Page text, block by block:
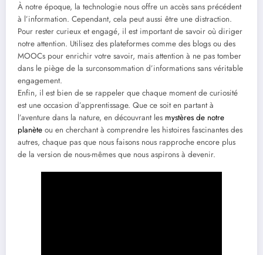
À notre époque, la technologie nous offre un accès sans précédent
à l’information. Cependant, cela peut aussi être une distraction.
Pour rester curieux et engagé, il est important de savoir où diriger
notre attention. Utilisez des plateformes comme des blogs ou des
MOOCs pour enrichir votre savoir, mais attention à ne pas tomber
dans le piège de la surconsommation d’informations sans véritable
engagement.
Enfin, il est bien de se rappeler que chaque moment de curiosité
est une occasion d’apprentissage. Que ce soit en partant à
l’aventure dans la nature, en découvrant les mystères de notre
planète ou en cherchant à comprendre les histoires fascinantes des
autres, chaque pas que nous faisons nous rapproche encore plus
de la version de nous-mêmes que nous aspirons à devenir.